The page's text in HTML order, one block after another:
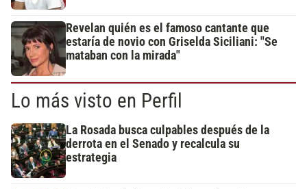
Revelan quién es el famoso cantante que
estaría de novio con Griselda Siciliani: "Se
mataban con la mirada"
Lo más visto en Perfil
La Rosada busca culpables después de la
derrota en el Senado y recalcula su
estrategia